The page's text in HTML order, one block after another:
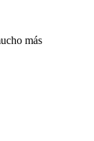
más